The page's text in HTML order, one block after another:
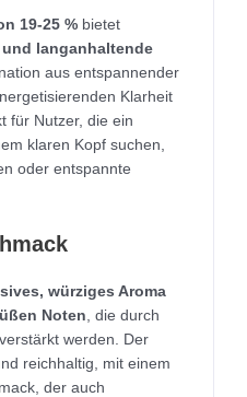
19-25 % bietet
langanhaltende
aus entspannender
Klarheit
für Nutzer, die ein
klaren Kopf suchen,
oder entspannte
würziges Aroma
Noten , die durch
werden. Der
reichhaltig, mit einem
der auch